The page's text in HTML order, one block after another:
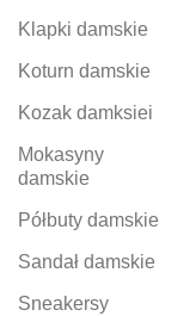
Klapki damskie
Koturn damskie
Kozak damksiei
Mokasyny
damskie
Półbuty damskie
Sandał damskie
Sneakersy